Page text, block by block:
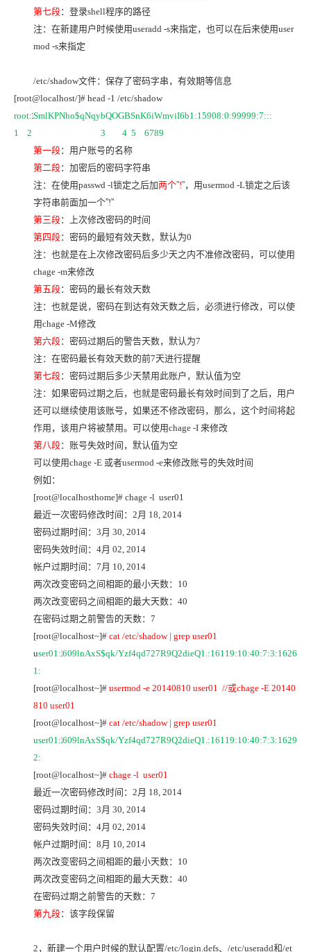
第七段：登录shell程序的路径
注：在新建用户时候使用useradd -s来指定，也可以在后来使用user
mod -s来指定
/etc/shadow文件：保存了密码字串，有效期等信息
[root@localhost/]# head -1 /etc/shadow
root:1SmlKPNho$qNqybQOGBSnK6iWmviI6b1:15908:0:99999:7:::
1 2 3 4 5 6789
第一段：用户账号的名称
第二段：加密后的密码字符串
注：在使用passwd -l锁定之后加两个”!”，用usermod -L锁定之后该
字符串前面加一个”!”
第三段：上次修改密码的时间
第四段：密码的最短有效天数，默认为0
注：也就是在上次修改密码后多少天之内不准修改密码，可以使用
chage -m来修改
第五段：密码的最长有效天数
注：也就是说，密码在到达有效天数之后，必须进行修改，可以使
用chage -M修改
第六段：密码过期后的警告天数，默认为7
注：在密码最长有效天数的前7天进行提醒
第七段：密码过期后多少天禁用此账户，默认值为空
注：如果密码过期之后，也就是密码最长有效时间到了之后，用户
还可以继续使用该账号，如果还不修改密码，那么，这个时间将起
作用，该用户将被禁用。可以使用chage -I 来修改
第八段：账号失效时间，默认值为空
可以使用chage -E 或者usermod -e来修改账号的失效时间
例如：
[root@localhosthome]# chage -l user01
最近一次密码修改时间：2月 18, 2014
密码过期时间：3月 30, 2014
密码失效时间：4月 02, 2014
帐户过期时间：7月 10, 2014
两次改变密码之间相距的最小天数：10
两次改变密码之间相距的最大天数：40
在密码过期之前警告的天数：7
[root@localhost~]# cat /etc/shadow | grep user01
user01:1609lnAxS$qk/Yzf4qd727R9Q2dieQ1.:16119:10:40:7:3:1626
1:
[root@localhost~]# usermod -e 20140810 user01 //或chage -E 20140
810 user01
[root@localhost~]# cat /etc/shadow | grep user01
user01:1609lnAxS$qk/Yzf4qd727R9Q2dieQ1.:16119:10:40:7:3:1629
2:
[root@localhost~]# chage -l user01
最近一次密码修改时间：2月 18, 2014
密码过期时间：3月 30, 2014
密码失效时间：4月 02, 2014
帐户过期时间：8月 10, 2014
两次改变密码之间相距的最小天数：10
两次改变密码之间相距的最大天数：40
在密码过期之前警告的天数：7
第九段：该字段保留
2 ，新建一个用户时候的默认配置/etc/login.defs、/etc/useradd和/et